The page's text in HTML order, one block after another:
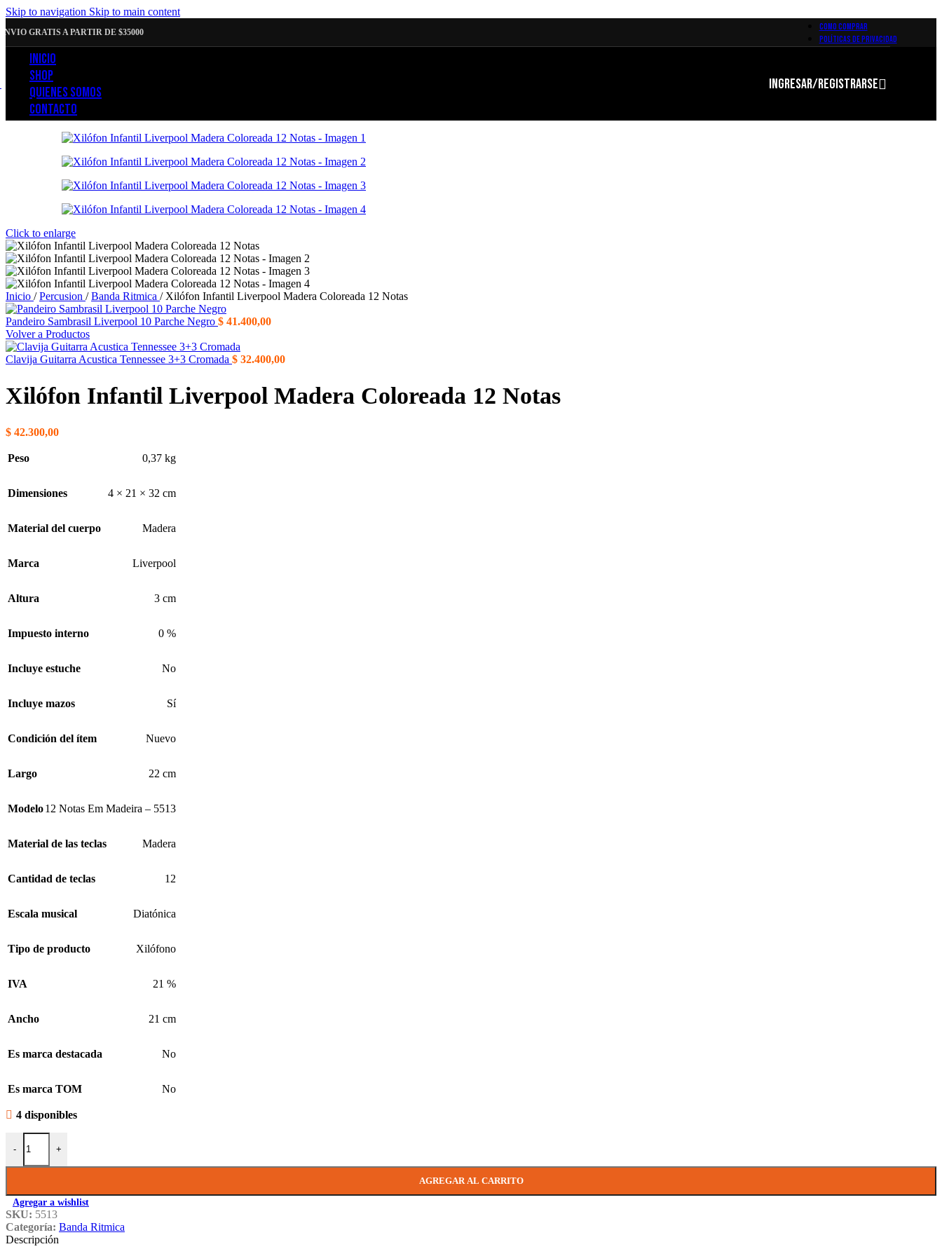
Skip to navigation Skip to main content
GRATIS A PARTIR DE $35000
COMO COMPRAR
POLÍTICAS DE PRIVACIDAD
INICIO
SHOP
QUIENES SOMOS
CONTACTO
INGRESAR/REGISTRARSE
Click to enlarge
Inicio / Percusion / Banda Ritmica / Xilófon Infantil Liverpool Madera Coloreada 12 Notas
Pandeiro Sambrasil Liverpool 10 Parche Negro $ 41.400,00
Volver a Productos
Clavija Guitarra Acustica Tennessee 3+3 Cromada $ 32.400,00
Xilófon Infantil Liverpool Madera Coloreada 12 Notas
$ 42.300,00
Peso 0,37 kg
Dimensiones 4 × 21 × 32 cm
Material del cuerpo Madera
Marca Liverpool
Altura 3 cm
Impuesto interno 0 %
Incluye estuche No
Incluye mazos Sí
Condición del ítem Nuevo
Largo 22 cm
Modelo12 Notas Em Madeira – 5513
Material de las teclas Madera
Cantidad de teclas 12
Escala musical Diatónica
Tipo de producto Xilófono
IVA 21 %
Ancho 21 cm
Es marca destacada No
Es marca TOM No
4 disponibles
-
Xilófon Infantil Liverpool Madera Coloreada 12 Notas cantidad
+
AGREGAR AL CARRITO
Agregar a wishlist
SKU: 5513
Categoría: Banda Ritmica
Descripción